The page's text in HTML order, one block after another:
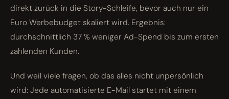
direkt zurück in die Story-Schleife, bevor auch nur ein
Euro Werbebudget skaliert wird. Ergebnis:
durchschnittlich 37 % weniger Ad-Spend bis zum ersten
zahlenden Kunden.
Und weil viele fragen, ob das alles nicht unpersönlich
wird: Jede automatisierte E-Mail startet mit einem